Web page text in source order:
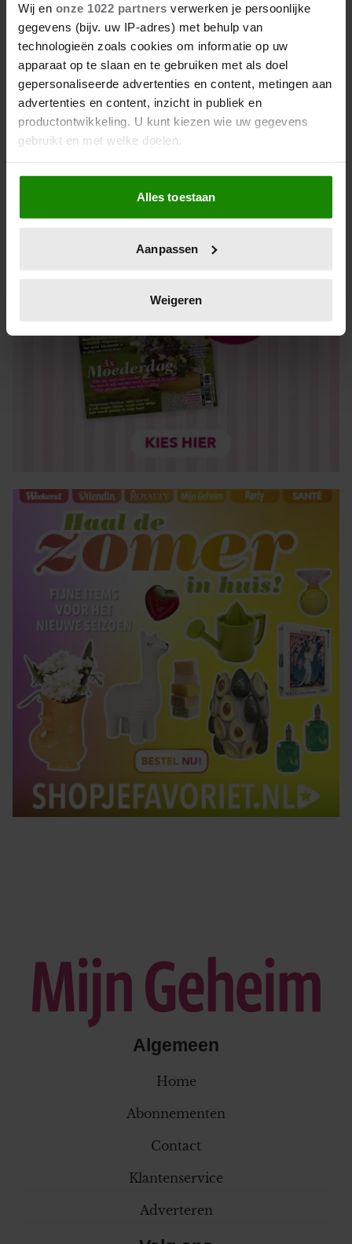
Wij en onze 1022 partners verwerken je persoonlijke
gegevens (bijv. uw IP-adres) met behulp van
technologieën zoals cookies om informatie op uw
apparaat op te slaan en te gebruiken met als doel
gepersonaliseerde advertenties en content, metingen aan
advertenties en content, inzicht in publiek en
productontwikkeling. U kunt kiezen wie uw gegevens
gebruikt en met welke doelen.
Als u het toestaat, willen we ook graag:
Informatie verzamelen over uw geografische locatie,
die tot een paar meter nauwkeurig kan zijn
op specifieke eigenschappen (fingerprinting)
verwerkt en stel uw voorkeuren in het
intrekken in de Cookieverklaring.
We gebruiken cookies om content en advertenties te
personaliseren, om functies voor social media te bieden
en om ons websiteverkeer te analyseren. Ook delen we
partners voor social media, adverteren en analyse. Deze
verzameld op basis van uw gebruik van hun services. U
gaat akkoord met onze cookies als u onze website blijft
gebruiken.
Alles toestaan
Aanpassen
Weigeren
De nieuwe Mijn Geheim ligt nu in de winkel
Abonneren
Digitaal lezen
Los kopen
Algemeen
Home
Abonnementen
Contact
Klantenservice
Adverteren